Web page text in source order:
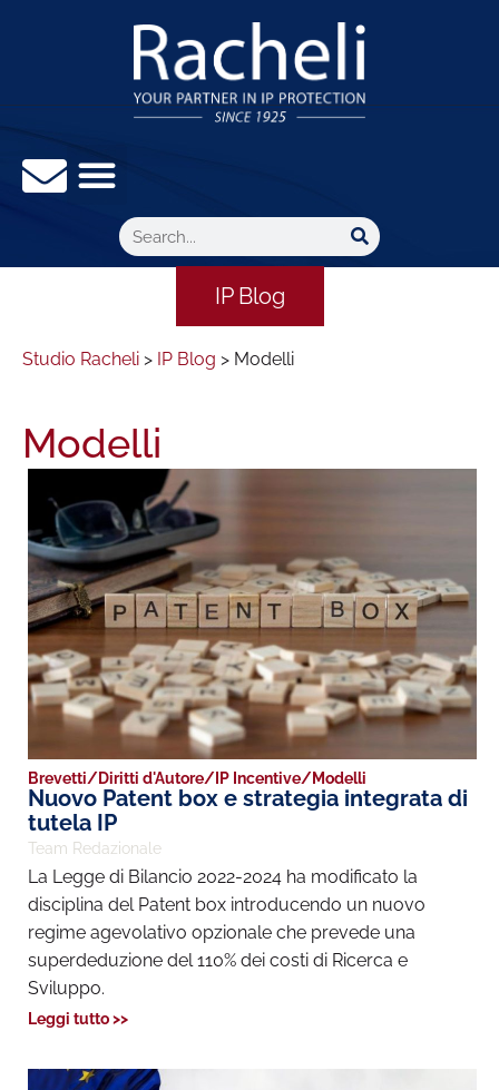
IP Blog
Studio Racheli > IP Blog > Modelli
Modelli
Brevetti/Diritti d'Autore/ IP Incentive/Modelli
Nuovo Patent box e strategia integrata di
tutela IP
Team Redazionale
La Legge di Bilancio 2022-2024 ha modificato la
disciplina del Patent box introducendo un nuovo
regime agevolativo opzionale che prevede una
superdeduzione del 110% dei costi di Ricerca e
Sviluppo.
Leggi tutto >>